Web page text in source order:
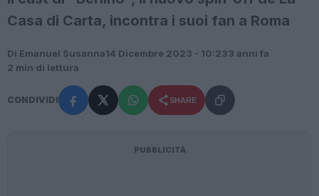
Casa di Carta, incontra i suoi fan a Roma
Di Emanuel Susanna14 Dicembre 2023 - 10:233 anni fa
2 min di lettura
CONDIVIDI SHARE
PUBBLICITÀ